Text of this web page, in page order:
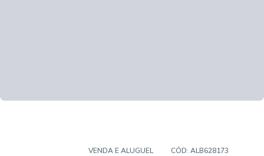
VENDA E ALUGUEL CÓD: ALB628173